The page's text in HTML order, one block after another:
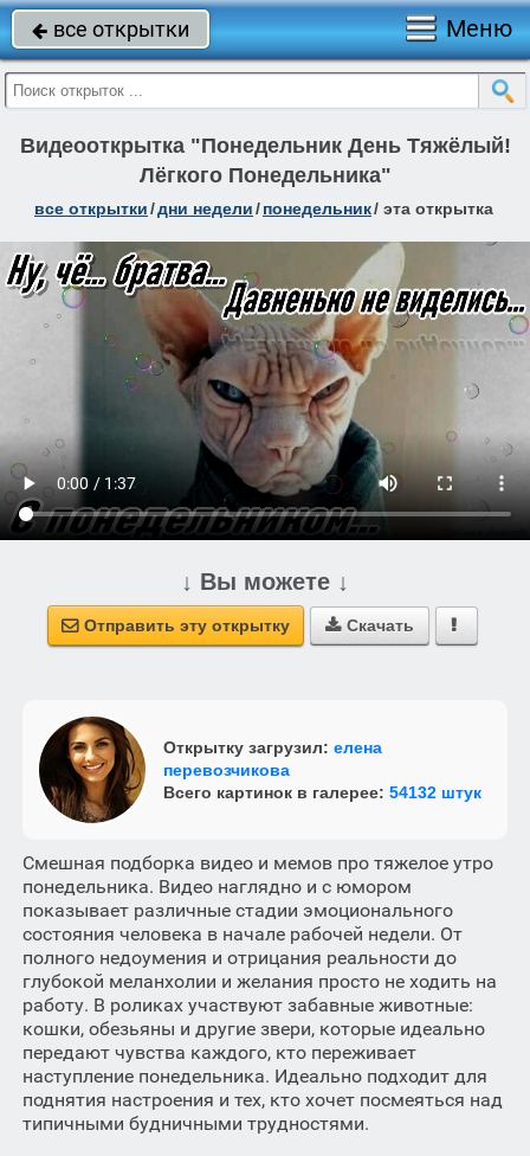
 все открытки Меню
Видеооткрытка "Понедельник День Тяжёлый!
Лёгкого Понедельника"
все открытки/дни недели/понедельник/ эта открытка
↓ Вы можете ↓
 Отправить эту открытку  Скачать 
Открытку загрузил: елена
перевозчикова
Всего картинок в галерее: 54132 штук
Смешная подборка видео и мемов про тяжелое утро
понедельника. Видео наглядно и с юмором
показывает различные стадии эмоционального
состояния человека в начале рабочей недели. От
полного недоумения и отрицания реальности до
глубокой меланхолии и желания просто не ходить на
работу. В роликах участвуют забавные животные:
кошки, обезьяны и другие звери, которые идеально
передают чувства каждого, кто переживает
наступление понедельника. Идеально подходит для
поднятия настроения и тех, кто хочет посмеяться над
типичными будничными трудностями.